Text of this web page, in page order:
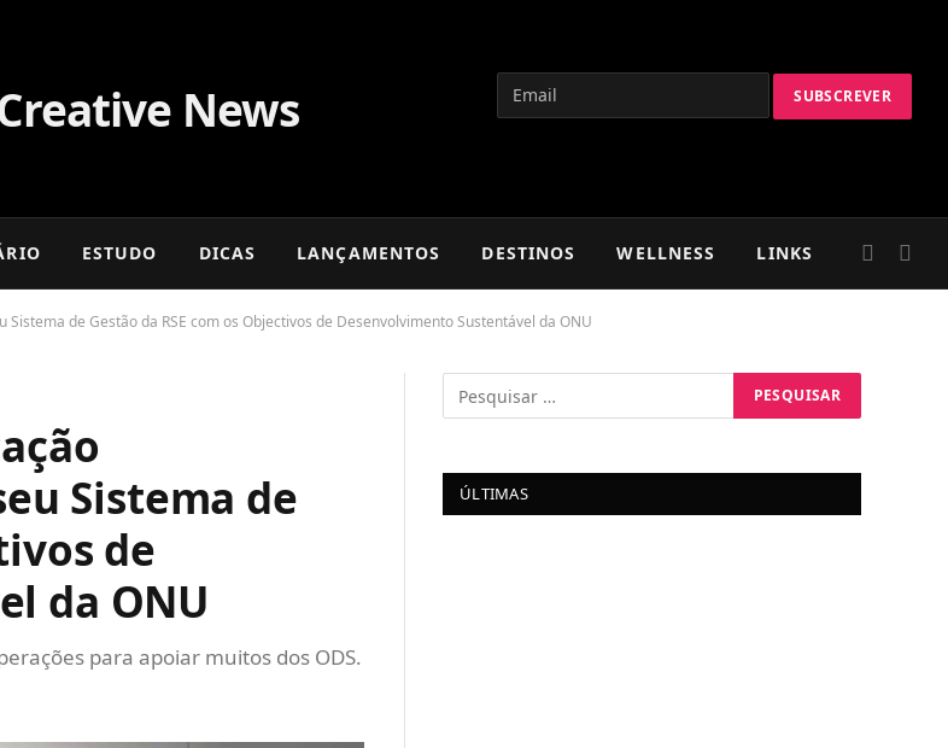
ESTUDO DICAS LANÇAMENTOS DESTINOS WELLNESS LINKS
de Gestão da RSE com os Objectivos de Desenvolvimento Sustentável da ONU
Sistema de
de
da ONU
para apoiar muitos dos ODS.
ÚLTIMAS